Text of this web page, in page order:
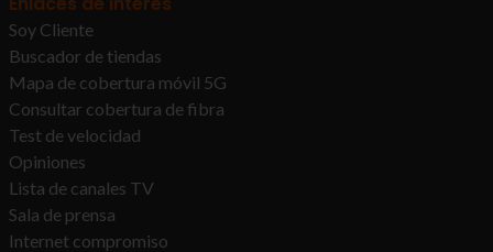
Soy Cliente
Buscador de tiendas
Mapa de cobertura móvil 5G
Consultar cobertura de fibra
Test de velocidad
Opiniones
Lista de canales TV
Sala de prensa
Internet compromiso